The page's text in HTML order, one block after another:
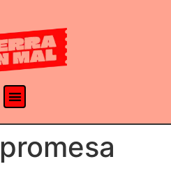
promesa